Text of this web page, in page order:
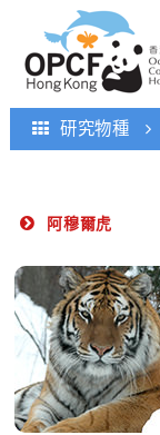
研究物種
阿穆爾虎